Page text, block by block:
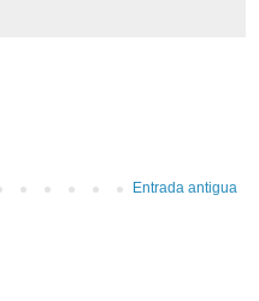
Entrada antigua